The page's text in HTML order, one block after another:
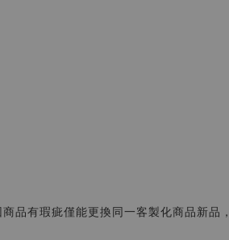
品有瑕疵僅能更換同一客製化商品新品